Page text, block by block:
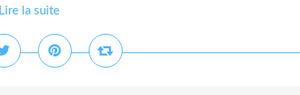
Lire la suite